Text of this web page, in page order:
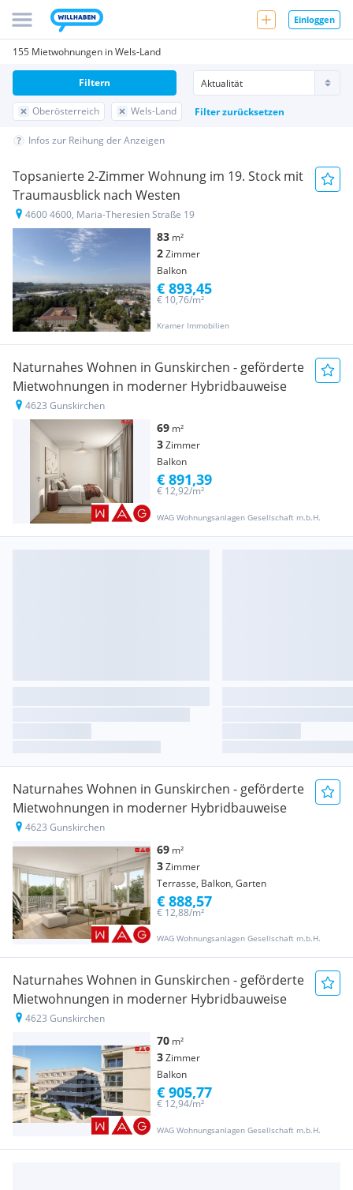
Einloggen
155 Mietwohnungen in Wels-Land
Oberösterreich Wels-Land Filter zurücksetzen
Filtern
Infos zur Reihung der Anzeigen
Topsanierte 2-Zimmer Wohnung im 19. Stock mit
Traumausblick nach Westen
4600 4600, Maria-Theresien Straße 19
83 m²
2Zimmer
Balkon
Kramer Immobilien
€ 10,76/m²
€ 893,45
Naturnahes Wohnen in Gunskirchen - geförderte
Mietwohnungen in moderner Hybridbauweise
4623 Gunskirchen
69 m²
3Zimmer
Balkon
WAG Wohnungsanlagen Gesellschaft m.b.H.
€ 12,92/m²
€ 891,39
Naturnahes Wohnen in Gunskirchen - geförderte
Mietwohnungen in moderner Hybridbauweise
4623 Gunskirchen
69 m²
3Zimmer
Terrasse, Balkon, Garten
WAG Wohnungsanlagen Gesellschaft m.b.H.
€ 12,88/m²
€ 888,57
Naturnahes Wohnen in Gunskirchen - geförderte
Mietwohnungen in moderner Hybridbauweise
4623 Gunskirchen
70 m²
3Zimmer
Balkon
WAG Wohnungsanlagen Gesellschaft m.b.H.
€ 12,94/m²
€ 905,77